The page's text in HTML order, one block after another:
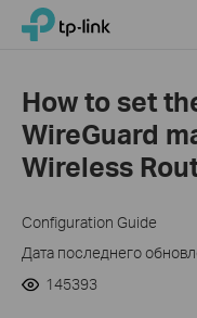
Click
navigation
bar
TP-Link, Reliably Smart
How to set
WireGuard
Wireless
Configuration Guide
Дата последнего
145393